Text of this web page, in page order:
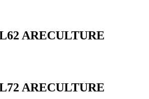
ARECULTURE
ARECULTURE